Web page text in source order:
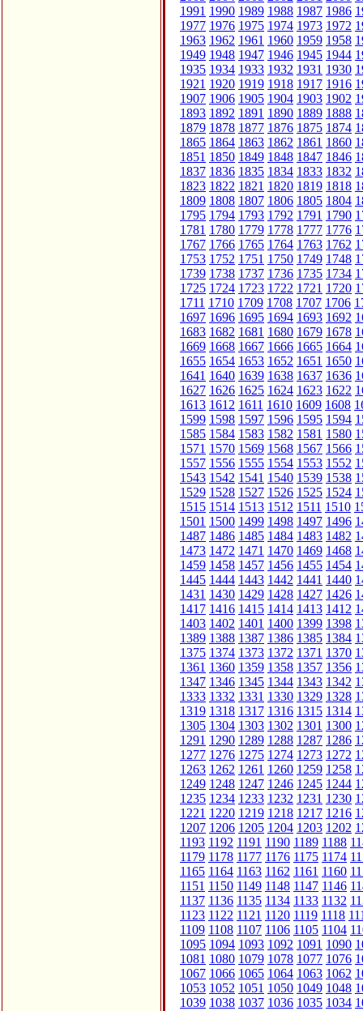
1991 1990 1989 1988 1987 1986
1977 1976 1975 1974 1973 1972
1963 1962 1961 1960 1959 1958
1949 1948 1947 1946 1945 1944
1935 1934 1933 1932 1931 1930
1921 1920 1919 1918 1917 1916
1907 1906 1905 1904 1903 1902
1893 1892 1891 1890 1889 1888
1879 1878 1877 1876 1875 1874
1865 1864 1863 1862 1861 1860
1851 1850 1849 1848 1847 1846
1837 1836 1835 1834 1833 1832
1823 1822 1821 1820 1819 1818
1809 1808 1807 1806 1805 1804
1795 1794 1793 1792 1791 1790
1781 1780 1779 1778 1777 1776
1767 1766 1765 1764 1763 1762
1753 1752 1751 1750 1749 1748
1739 1738 1737 1736 1735 1734
1725 1724 1723 1722 1721 1720
1711 1710 1709 1708 1707 1706
1697 1696 1695 1694 1693 1692
1683 1682 1681 1680 1679 1678
1669 1668 1667 1666 1665 1664
1655 1654 1653 1652 1651 1650
1641 1640 1639 1638 1637 1636
1627 1626 1625 1624 1623 1622
1613 1612 1611 1610 1609 1608
1599 1598 1597 1596 1595 1594
1585 1584 1583 1582 1581 1580
1571 1570 1569 1568 1567 1566
1557 1556 1555 1554 1553 1552
1543 1542 1541 1540 1539 1538
1529 1528 1527 1526 1525 1524
1515 1514 1513 1512 1511 1510
1501 1500 1499 1498 1497 1496
1487 1486 1485 1484 1483 1482
1473 1472 1471 1470 1469 1468
1459 1458 1457 1456 1455 1454
1445 1444 1443 1442 1441 1440
1431 1430 1429 1428 1427 1426
1417 1416 1415 1414 1413 1412
1403 1402 1401 1400 1399 1398
1389 1388 1387 1386 1385 1384
1375 1374 1373 1372 1371 1370
1361 1360 1359 1358 1357 1356
1347 1346 1345 1344 1343 1342
1333 1332 1331 1330 1329 1328
1319 1318 1317 1316 1315 1314
1305 1304 1303 1302 1301 1300
1291 1290 1289 1288 1287 1286
1277 1276 1275 1274 1273 1272
1263 1262 1261 1260 1259 1258
1249 1248 1247 1246 1245 1244
1235 1234 1233 1232 1231 1230
1221 1220 1219 1218 1217 1216
1207 1206 1205 1204 1203 1202
1193 1192 1191 1190 1189 1188
1179 1178 1177 1176 1175 1174
1165 1164 1163 1162 1161 1160
1151 1150 1149 1148 1147 1146
1137 1136 1135 1134 1133 1132
1123 1122 1121 1120 1119 1118
1109 1108 1107 1106 1105 1104
1095 1094 1093 1092 1091 1090
1081 1080 1079 1078 1077 1076
1067 1066 1065 1064 1063 1062
1053 1052 1051 1050 1049 1048
1039 1038 1037 1036 1035 1034